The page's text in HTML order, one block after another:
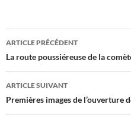
Navigation
des
articles
ARTICLE PRÉCÉDENT
La route poussiéreuse de la
ARTICLE SUIVANT
Premières images de l’ouverture